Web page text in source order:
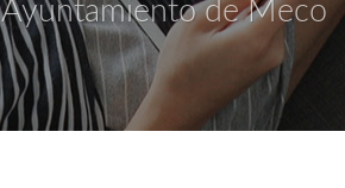
Ayuntamiento de Meco